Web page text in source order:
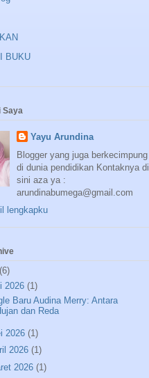
BUKU
Saya
Yayu Arundina
Blogger yang juga berkecimpung
di dunia pendidikan Kontaknya di
sini aza ya :
arundinabumega@gmail.com
lengkapku
(6)
2026 (1)
Baru Audina Merry: Antara
dan Reda
2026 (1)
2026 (1)
2026 (1)